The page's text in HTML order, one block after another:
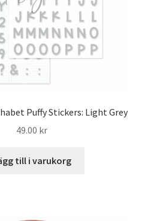
Puffy Stickers: Light Grey
49.00 kr
till i varukorg